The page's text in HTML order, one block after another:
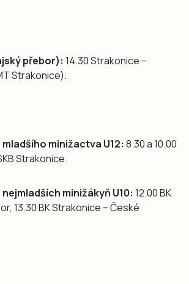
přebor): 14.30 Strakonice –
Strakonice).
minižactva U12: 8.30 a 10.00
Strakonice.
minižákyň U10: 12.00 BK
13.30 BK Strakonice – České